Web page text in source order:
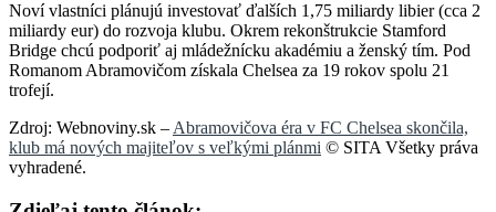
Noví vlastníci plánujú investovať ďalších 1,75 miliardy libier (cca 2
miliardy eur) do rozvoja klubu. Okrem rekonštrukcie Stamford
Bridge chcú podporiť aj mládežnícku akadémiu a ženský tím. Pod
Romanom Abramovičom získala Chelsea za 19 rokov spolu 21
trofejí.
Zdroj: Webnoviny.sk –Abramovičova éra v FC Chelsea skončila,
klub má nových majiteľov s veľkými plánmi © SITA Všetky práva
vyhradené.